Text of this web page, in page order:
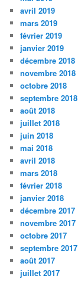
avril 2019
mars 2019
février 2019
janvier 2019
décembre 2018
novembre 2018
octobre 2018
septembre 2018
août 2018
juillet 2018
juin 2018
mai 2018
avril 2018
mars 2018
février 2018
janvier 2018
décembre 2017
novembre 2017
octobre 2017
septembre 2017
août 2017
juillet 2017